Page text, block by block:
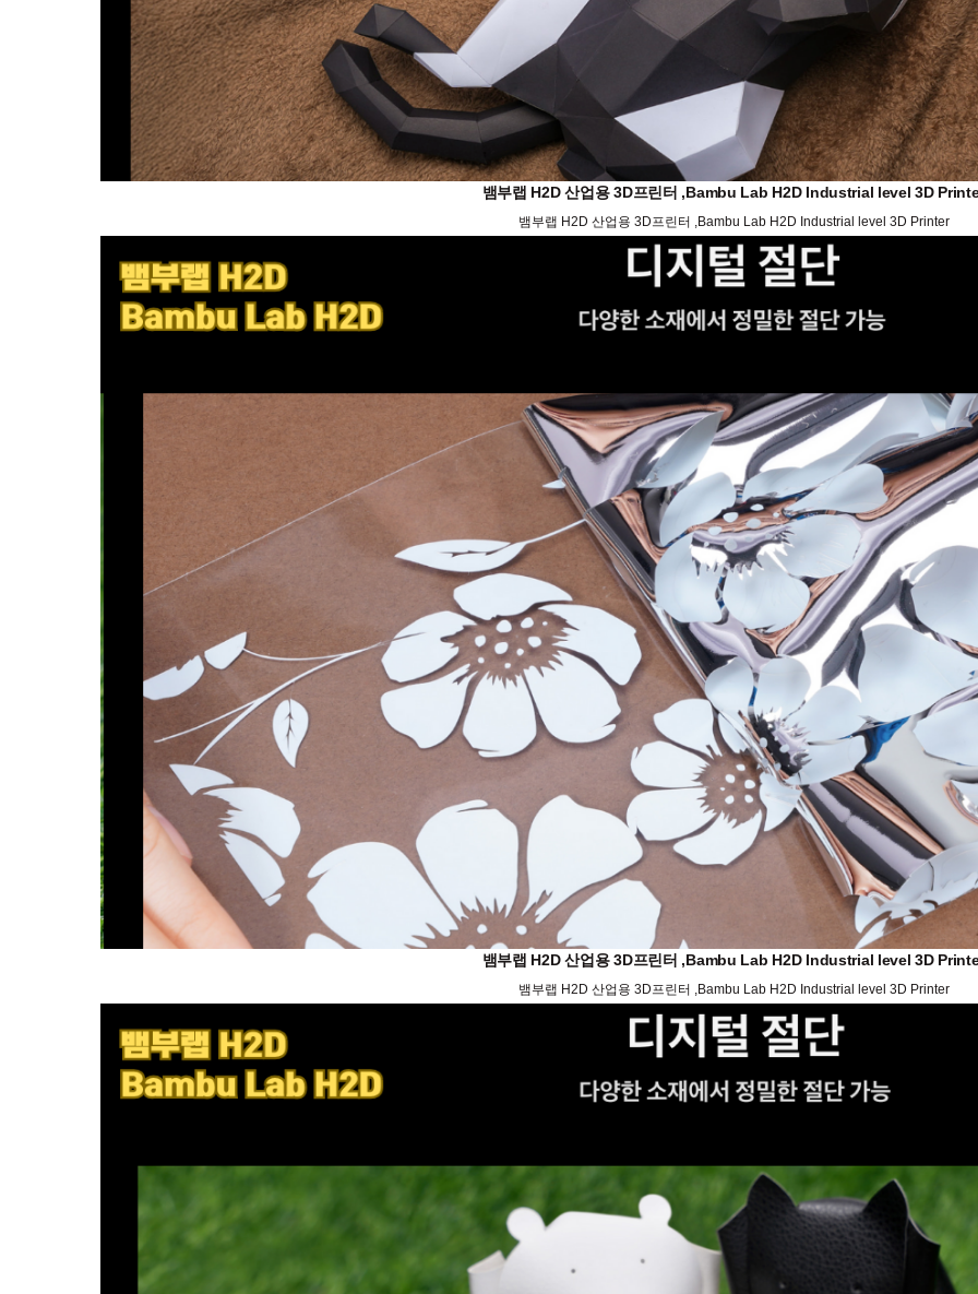
뱀부랩 H2D 산업용 3D프린터 ,Bambu Lab H2D Industrial level 3D
뱀부랩 H2D 산업용 3D프린터 ,Bambu Lab H2D Industrial level 3D Printer
뱀부랩 H2D 산업용 3D프린터 ,Bambu Lab H2D Industrial level 3D
뱀부랩 H2D 산업용 3D프린터 ,Bambu Lab H2D Industrial level 3D Printer